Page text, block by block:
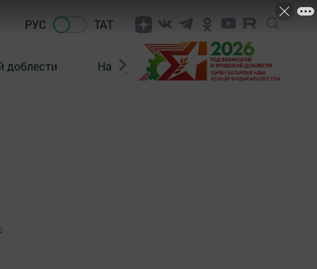
РУС ТАТ
доблести Нацпроекты Поколение будущего